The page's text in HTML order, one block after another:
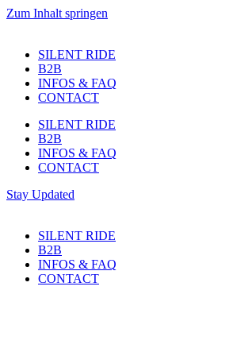
Zum Inhalt springen
SILENT RIDE
B2B
INFOS & FAQ
CONTACT
SILENT RIDE
B2B
INFOS & FAQ
CONTACT
Stay Updated
SILENT RIDE
B2B
INFOS & FAQ
CONTACT